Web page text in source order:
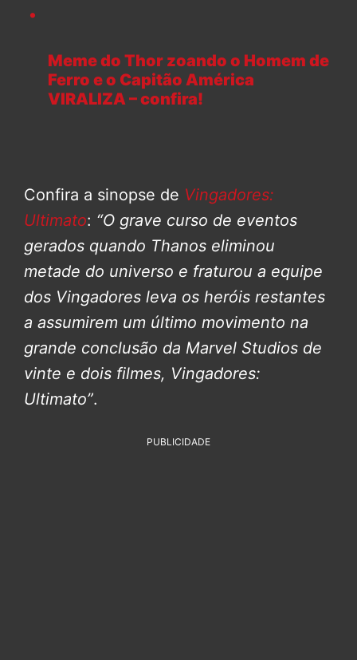
Meme do Thor zoando o Homem de
Ferro e o Capitão América
VIRALIZA – confira!
Confira a sinopse de Vingadores:
Ultimato: “O grave curso de eventos
gerados quando Thanos eliminou
metade do universo e fraturou a equipe
dos Vingadores leva os heróis restantes
a assumirem um último movimento na
grande conclusão da Marvel Studios de
vinte e dois filmes, Vingadores:
Ultimato”.
PUBLICIDADE